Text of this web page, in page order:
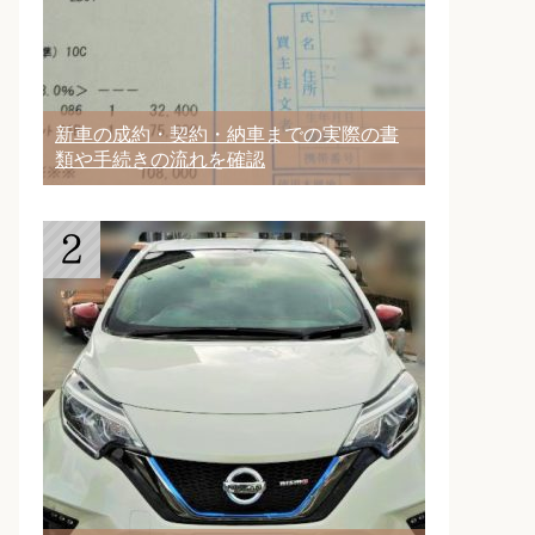
新車の成約・契約・納車までの実際の書
類や手続きの流れを確認